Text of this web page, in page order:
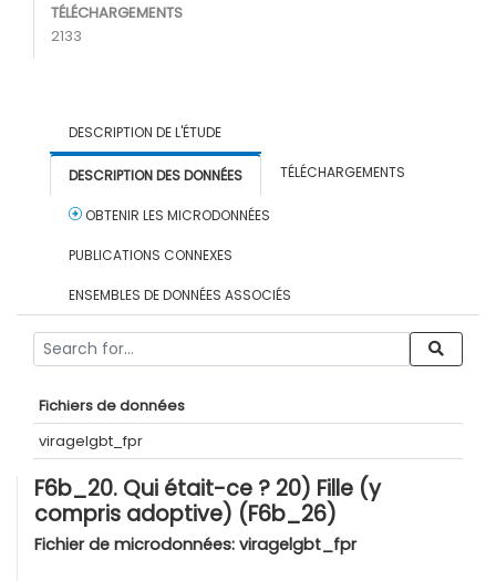
TÉLÉCHARGEMENTS
2133
DESCRIPTION DE L'ÉTUDE
DESCRIPTION DES DONNÉES TÉLÉCHARGEMENTS
OBTENIR LES MICRODONNÉES
PUBLICATIONS CONNEXES
ENSEMBLES DE DONNÉES ASSOCIÉS
Fichiers de données
viragelgbt_fpr
F6b_20. Qui était-ce ? 20) Fille (y
compris adoptive) (F6b_26)
Fichier de microdonnées: viragelgbt_fpr